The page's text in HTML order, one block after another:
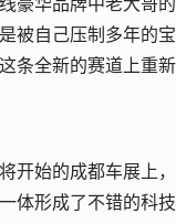
被自己压制多年的
条全新的赛道上重
开始的成都车展上
体形成了不错的科